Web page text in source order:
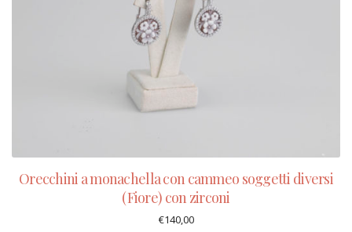
Orecchini a monachella con cammeo soggetti diversi
(Fiore) con zirconi
€140,00